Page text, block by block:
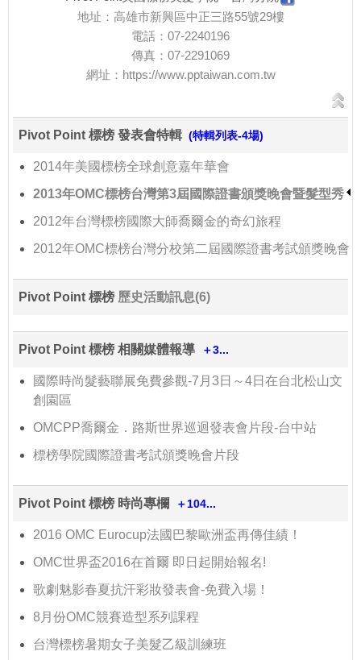
地址：高雄市新興區中正三路55號29樓
電話：07-2240196
傳真：07-2291069
網址： https://www.pptaiwan.com.tw
Pivot Point 標榜 發表會特輯 (特輯列表-4場)
2014年美國標榜全球創意嘉年華會
2013年OMC標榜台灣第3屆國際證書頒獎晚會暨髮型秀
2012年台灣標榜國際大師喬爾金的奇幻旅程
2012年OMC標榜台灣分校第二屆國際證書考試頒獎晚會
Pivot Point 標榜 歷史活動訊息(6)
Pivot Point 標榜 相關媒體報導 ＋3...
國際時尚髮藝聯展免費參觀-7月3日～4日在台北松山文
創園區
OMCPP喬爾金．路斯世界巡迴發表會片段-台中站
標榜學院國際證書考試頒獎晚會片段
Pivot Point 標榜 時尚專欄 ＋104...
2016 OMC Eurocup法國巴黎歐洲盃再傳佳績！
OMC世界盃2016在首爾 即日起開始報名!
歌劇魅影春夏抗汗彩妝發表會-免費入場！
8月份OMC競賽造型系列課程
台灣標榜暑期女子美髮乙級訓練班